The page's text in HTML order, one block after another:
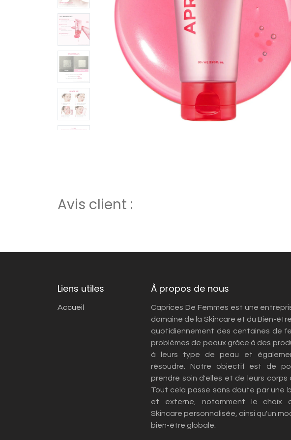
Avis client :
Liens utiles
Accueil
À propos de nous
Caprices De Femmes est une
domaine de la Skincare et du Bien-
quotidiennement des centaines de
problèmes de peaux grâce à des
à leurs type de peau et
résoudre. Notre objectif est de
prendre soin d'elles et de leurs corps
Tout cela passe sans doute par une
et externe, notamment le choix
Skincare personnalisée, ainsi qu'un
bien-être globale.